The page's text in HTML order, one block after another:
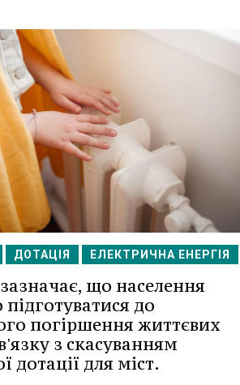
ДОТАЦІЯ ЕЛЕКТРИЧНА ЕНЕРГІЯ
що населення
до
погіршення життєвих
з скасуванням
дотації для міст.